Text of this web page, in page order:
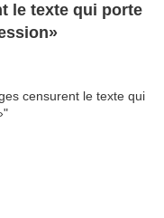
le texte qui porte